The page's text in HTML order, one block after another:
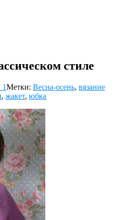
стиле
Метки: Весна-осень, вязание
, жакет, юбка